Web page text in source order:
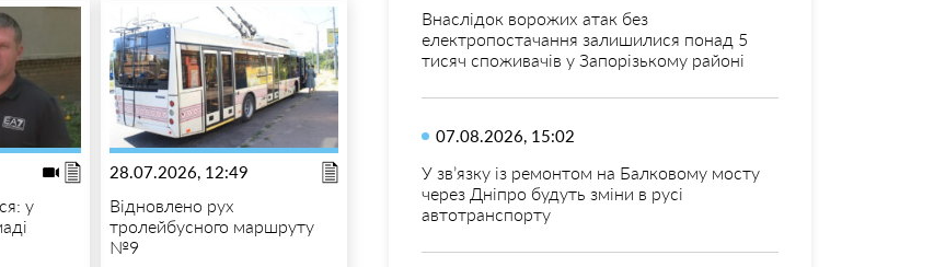
у
28.07.2026, 12:49
Відновлено рух
тролейбусного маршруту
№9
Внаслідок ворожих атак без
електропостачання залишилися понад 5
тисяч споживачів у Запорізькому районі
07.08.2026, 15:02
У зв’язку із ремонтом на Балковому мосту
через Дніпро будуть зміни в русі
автотранспорту